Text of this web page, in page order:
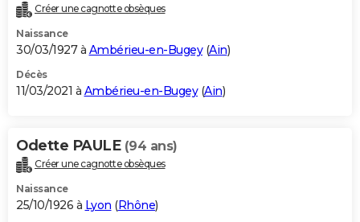
Créer une cagnotte obsèques
Naissance
30/03/1927 à Ambérieu-en-Bugey(Ain)
Décès
11/03/2021 à Ambérieu-en-Bugey(Ain)
Odette PAULE (94 ans)
Créer une cagnotte obsèques
Naissance
25/10/1926 à Lyon (Rhône)